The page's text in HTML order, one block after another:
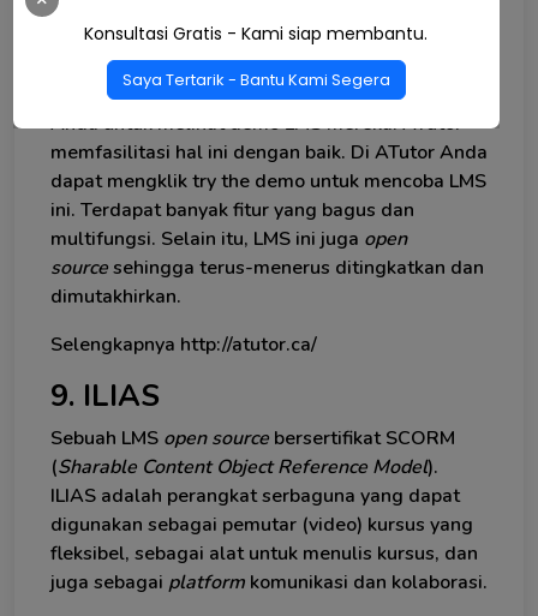
8. ATutor
Alangkah baiknya bila situs LMS memungkinkan
Anda untuk melihat demo LMS mereka. ATutor
memfasilitasi hal ini dengan baik. Di ATutor Anda
dapat mengklik try the demo untuk mencoba LMS
ini. Terdapat banyak fitur yang bagus dan
multifungsi. Selain itu, LMS ini juga open
sourcesehingga terus-menerus ditingkatkan dan
dimutakhirkan.
Selengkapnya http://atutor.ca/
9. ILIAS
Sebuah LMS open source bersertifikat SCORM
(Sharable Content Object Reference Model).
ILIAS adalah perangkat serbaguna yang dapat
digunakan sebagai pemutar (video) kursus yang
fleksibel, sebagai alat untuk menulis kursus, dan
juga sebagai platform komunikasi dan kolaborasi.
Konsultasi Gratis - Kami siap membantu.
Saya Tertarik - Bantu Kami Segera